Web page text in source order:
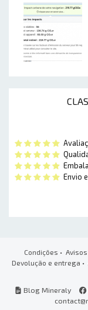
Envio
Condições •
Devolução e entrega •
Blog Mineraly